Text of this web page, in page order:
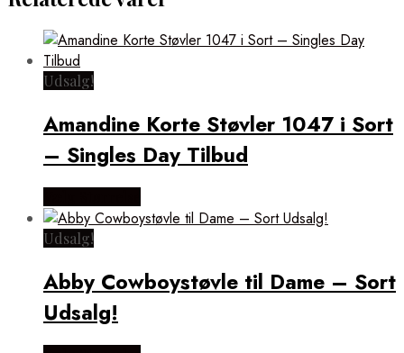
Udsalg!
Amandine Korte Støvler 1047 i Sort
– Singles Day Tilbud
Udsalg!
Abby Cowboystøvle til Dame – Sort
Udsalg!